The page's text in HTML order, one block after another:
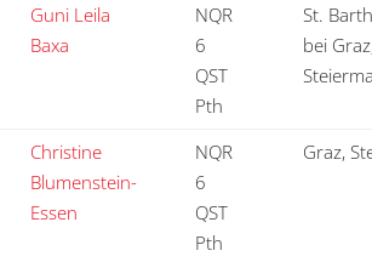
Guni Leila
Baxa
NQR
6
QST
Pth
St.
bei
Christine
Blumenstein-
Essen
NQR
6
QST
Pth
Graz,